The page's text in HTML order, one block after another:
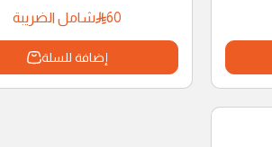
60
شامل الضريبة
إضافة للسلة